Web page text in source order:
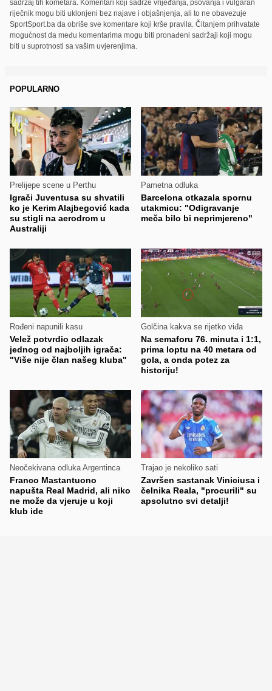
sadržaj tih kometara. Komentari koji sadrže vrijeđanja, psovanja i vulgaran
riječnik mogu biti uklonjeni bez najave i objašnjenja, ali to ne obavezuje
SportSport.ba da obriše sve komentare koji krše pravila. Čitanjem prihvatate
mogućnost da među komentarima mogu biti pronađeni sadržaji koji mogu
biti u suprotnosti sa vašim uvjerenjima.
POPULARNO
Prelijepe scene u Perthu
Igrači Juventusa su shvatili
ko je Kerim Alajbegović kada
su stigli na aerodrom u
Australiji
Pametna odluka
Barcelona otkazala spornu
utakmicu: "Odigravanje
meča bilo bi neprimjereno"
Rođeni napunili kasu
Velež potvrdio odlazak
jednog od najboljih igrača:
"Više nije član našeg kluba"
Golčina kakva se rijetko viđa
Na semaforu 76. minuta i 1:1,
prima loptu na 40 metara od
gola, a onda potez za
historiju!
Neočekivana odluka Argentinca
Franco Mastantuono
napušta Real Madrid, ali niko
ne može da vjeruje u koji
klub ide
Trajao je nekoliko sati
Završen sastanak Viniciusa i
čelnika Reala, "procurili" su
apsolutno svi detalji!